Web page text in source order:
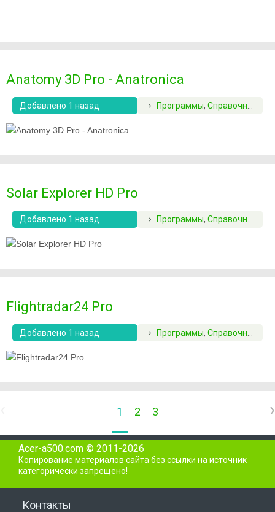
Anatomy 3D Pro - Anatronica
Добавлено 1 назад Программы, Справочники
Solar Explorer HD Pro
Добавлено 1 назад Программы, Справочники
Flightradar24 Pro
Добавлено 1 назад Программы, Справочники
›
1 2 3
Acer-a500.com © 2011-2026
Копирование материалов сайта без ссылки на источник
категорически запрещено!
Контакты